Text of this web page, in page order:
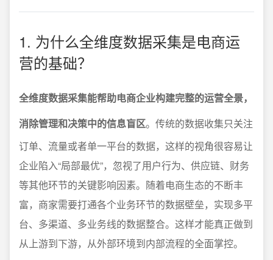
1. 为什么全维度数据采集是电商运
营的基础？
全维度数据采集能帮助电商企业构建完整的运营全景，
消除管理和决策中的信息盲区。传统的数据收集只关注
订单、流量或者单一平台的数据，这样的视角很容易让
企业陷入“局部最优”，忽视了用户行为、供应链、财务
等其他环节的关键影响因素。随着电商生态的不断丰
富，商家需要打通各个业务环节的数据壁垒，实现多平
台、多渠道、多业务线的数据整合。这样才能真正做到
从上游到下游，从外部环境到内部流程的全面掌控。